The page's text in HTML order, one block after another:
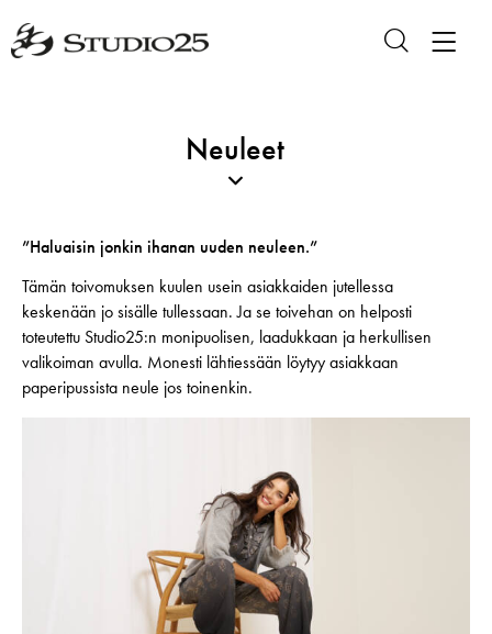
Neuleet
”Haluaisin jonkin ihanan uuden neuleen.”
Tämän toivomuksen kuulen usein asiakkaiden jutellessa
keskenään jo sisälle tullessaan. Ja se toivehan on helposti
toteutettu Studio25:n monipuolisen, laadukkaan ja herkullisen
valikoiman avulla. Monesti lähtiessään löytyy asiakkaan
paperipussista neule jos toinenkin.